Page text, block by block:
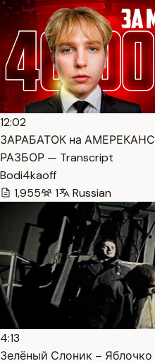
12:02
ЗАРАБАТОК на
РАЗБОР — Transcript
Bodi4kaoff
1,955
1 Russian
4:13
Зелёный Слоник –